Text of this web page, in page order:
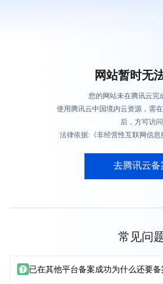
网站暂时无
您的网站未在腾讯云完
使用腾讯云中国境内云资源，需
后，方可访问
法律依据:《非经营性互联网信息
去腾讯云备
常见问
已在其他平台备案成功为什么还要备